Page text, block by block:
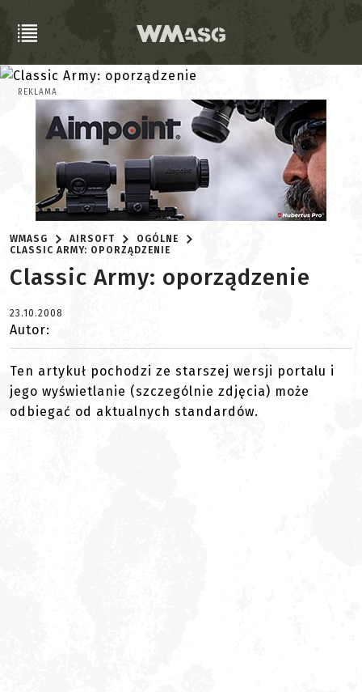
REKLAMA
WMASG AIRSOFT
OGÓLNE
CLASSIC ARMY: OPORZĄDZENIE
Classic Army: oporządzenie
23.10.2008
Autor:
Ten artykuł pochodzi ze starszej wersji portalu i
jego wyświetlanie (szczególnie zdjęcia) może
odbiegać od aktualnych standardów.